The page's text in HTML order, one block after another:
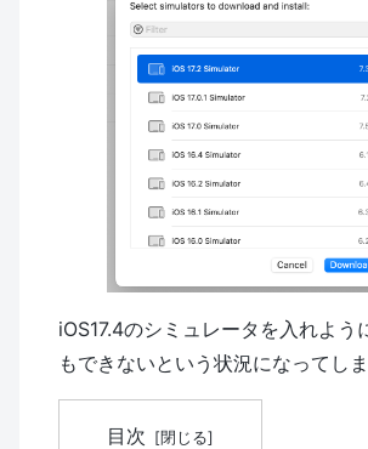
iOS17.4のシミュレータを入れよう
もできないという状況になってしま
目次